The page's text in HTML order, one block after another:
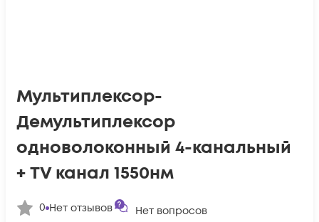
Мультиплексор-
Демультиплексор
одноволоконный 4-канальный
+ TV канал 1550нм
0 Нет отзывов Нет вопросов